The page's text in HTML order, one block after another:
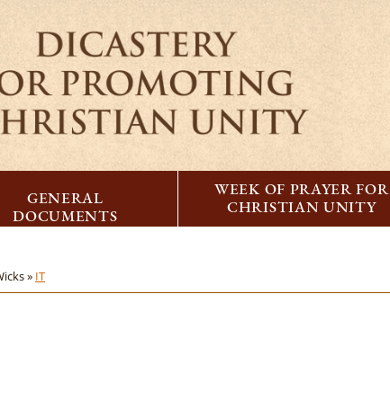
GENERAL
DOCUMENTS
WEEK OF PRAYER FOR
CHRISTIAN UNITY
» IT